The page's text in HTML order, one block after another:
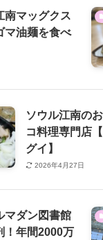
南マッグクス
マ油麺を食べ
ソウル江南の
コ料理専門店
グイ】
2026年4月27日
マダン図書館
！年間2000万